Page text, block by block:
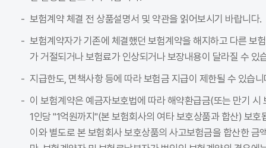
보험계약 체결 전 상품설명서 및 약관을 읽어보시기 바랍니다.
보험계약자가 기존에 체결했던 보험계약을 해지하고 다른 보
가 거절되거나 보험료가 인상되거나 보장내용이 달라질 수 있
지급한도, 면책사항 등에 따라 보험금 지급이 제한될 수 있습니
이 보험계약은 예금자보호법에 따라 해약환급금(또는 만기
1인당 "1억원까지"(본 보험회사의 여타 보호상품과 합산) 보호
이와 별도로 본 보험회사 보호상품의 사고보험금을 합산한 금